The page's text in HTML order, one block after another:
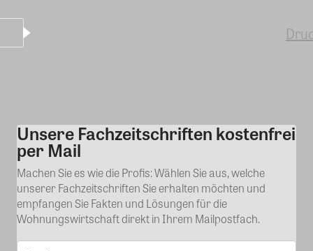
Kommentar
Unsere Fachzeitschriften kostenfrei
per Mail
Machen Sie es wie die Profis: Wählen Sie aus, welche
unserer Fachzeitschriften Sie erhalten möchten und
empfangen Sie Fakten und Lösungen für die
Wohnungswirtschaft direkt in Ihrem Mailpostfach.